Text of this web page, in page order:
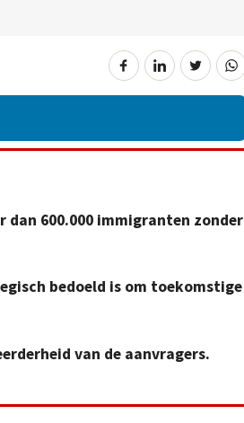
dan 600.000 immigranten zonder
bedoeld is om toekomstige
van de aanvragers.